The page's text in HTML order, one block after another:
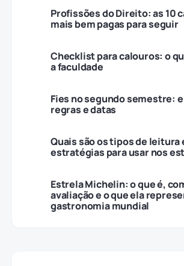
Profissões do Direito: as 10
mais bem pagas para seguir
Checklist para calouros: o
a faculdade
Fies no segundo semestre:
regras e datas
Quais são os tipos de leitura
estratégias para usar nos
Estrela Michelin: o que é,
avaliação e o que ela
gastronomia mundial